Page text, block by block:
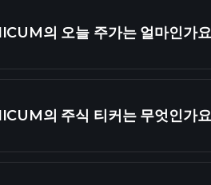
의 오늘 주가는 얼마인가
의 주식 티커는 무엇인가